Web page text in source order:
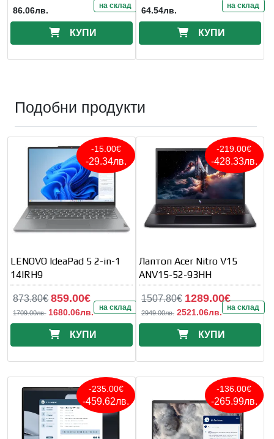
86.06лв. на склад
КУПИ
64.54лв. на склад
КУПИ
Подобни продукти
-15.00€
-29.34лв.
LENOVO IdeaPad 5 2-in-1
14IRH9
873.80€ 859.00€
1709.00лв. 1680.06лв. на склад
КУПИ
-219.00€
-428.33лв.
Лаптоп Acer Nitro V15
ANV15-52-93HH
1507.80€ 1289.00€
2949.00лв. 2521.06лв. на склад
КУПИ
-235.00€
-459.62лв.
-136.00€
-265.99лв.